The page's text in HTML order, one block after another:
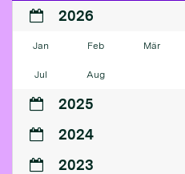
2026
Jan Feb Mär
Jul Aug
2025
2024
2023